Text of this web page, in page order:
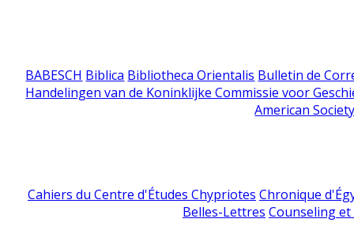
BABESCH Biblica Bibliotheca Orientalis Bulletin de
Handelingen van de Koninklijke Commissie voor
American
Cahiers du Centre d'Études Chypriotes Chronique
Belles-Lettres Counseling